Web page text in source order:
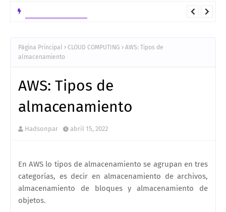
Página Principal CLOUD COMPUTING
AWS: Tipos de
almacenamiento
AWS: Tipos de
almacenamiento
Hadsonpar abril 15, 2022
En AWS lo tipos de almacenamiento se agrupan en tres
categorías, es decir en almacenamiento de archivos,
almacenamiento de bloques y almacenamiento de
objetos.